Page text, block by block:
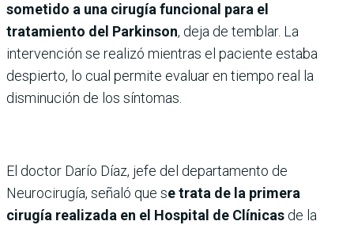
sometido a una cirugía funcional para el
tratamiento del Parkinson, deja de temblar. La
intervención se realizó mientras el paciente estaba
despierto, lo cual permite evaluar en tiempo real la
disminución de los síntomas.
El doctor Darío Díaz, jefe del departamento de
Neurocirugía, señaló que se trata de la primera
cirugía realizada en el Hospital de Clínicas de la